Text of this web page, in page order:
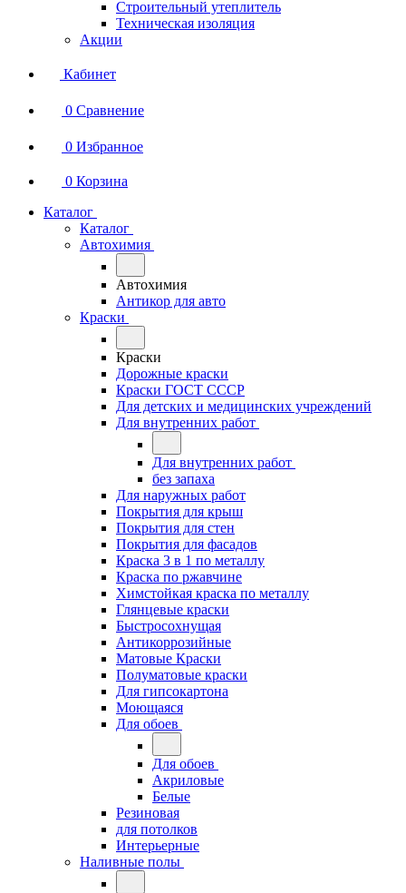
Строительный утеплитель
Техническая изоляция
Акции
Кабинет
0 Сравнение
0 Избранное
0 Корзина
Каталог
Каталог
Автохимия
Автохимия
Антикор для авто
Краски
Краски
Дорожные краски
Краски ГОСТ СССР
Для детских и медицинских учреждений
Для внутренних работ
Для внутренних работ
без запаха
Для наружных работ
Покрытия для крыш
Покрытия для стен
Покрытия для фасадов
Краска 3 в 1 по металлу
Краска по ржавчине
Химстойкая краска по металлу
Глянцевые краски
Быстросохнущая
Антикоррозийные
Матовые Краски
Полуматовые краски
Для гипсокартона
Моющаяся
Для обоев
Для обоев
Акриловые
Белые
Резиновая
для потолков
Интерьерные
Наливные полы